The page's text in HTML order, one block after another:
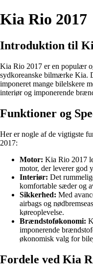
Kia Rio 2017
Introduktion til
Kia Rio 2017 er en populær
sydkoreanske bilmærke Kia.
imponeret mange bilelskere
interiør og imponerende
Funktioner og
Her er nogle af de vigtigste
2017:
Motor: Kia Rio 2017
motor, der leverer god
Interiør: Det
komfortable sæder og
Sikkerhed: Med
airbags og
køreoplevelse.
Brændstoføkonomi:
imponerende
økonomisk valg for
Fordele ved Kia